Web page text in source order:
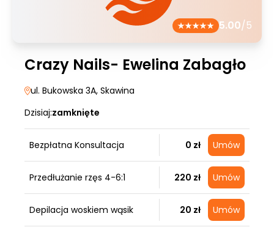
5.00/5
Crazy Nails- Ewelina Zabagło
ul. Bukowska 3A, Skawina
Dzisiaj:zamknięte
Bezpłatna Konsultacja 0 zł Umów
Przedłużanie rzęs 4-6:1 220 zł Umów
Depilacja woskiem wąsik 20 zł Umów